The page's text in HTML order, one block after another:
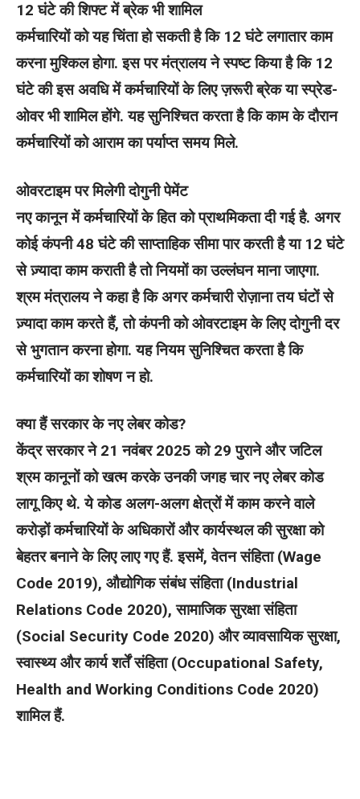
12 घंटे की शिफ्ट में ब्रेक भी शामिल
कर्मचारियों को यह चिंता हो सकती है कि 12 घंटे लगातार काम
करना मुश्किल होगा. इस पर मंत्रालय ने स्पष्ट किया है कि 12
घंटे की इस अवधि में कर्मचारियों के लिए ज़रूरी ब्रेक या स्प्रेड-
ओवर भी शामिल होंगे. यह सुनिश्चित करता है कि काम के दौरान
कर्मचारियों को आराम का पर्याप्त समय मिले.
ओवरटाइम पर मिलेगी दोगुनी पेमेंट
नए कानून में कर्मचारियों के हित को प्राथमिकता दी गई है. अगर
कोई कंपनी 48 घंटे की साप्ताहिक सीमा पार करती है या 12 घंटे
से ज़्यादा काम कराती है तो नियमों का उल्लंघन माना जाएगा.
श्रम मंत्रालय ने कहा है कि अगर कर्मचारी रोज़ाना तय घंटों से
ज़्यादा काम करते हैं, तो कंपनी को ओवरटाइम के लिए दोगुनी दर
से भुगतान करना होगा. यह नियम सुनिश्चित करता है कि
कर्मचारियों का शोषण न हो.
क्या हैं सरकार के नए लेबर कोड?
केंद्र सरकार ने 21 नवंबर 2025 को 29 पुराने और जटिल
श्रम कानूनों को खत्म करके उनकी जगह चार नए लेबर कोड
लागू किए थे. ये कोड अलग-अलग क्षेत्रों में काम करने वाले
करोड़ों कर्मचारियों के अधिकारों और कार्यस्थल की सुरक्षा को
बेहतर बनाने के लिए लाए गए हैं. इसमें, वेतन संहिता (Wage
Code 2019), औद्योगिक संबंध संहिता (Industrial
Relations Code 2020), सामाजिक सुरक्षा संहिता
(Social Security Code 2020) और व्यावसायिक सुरक्षा,
स्वास्थ्य और कार्य शर्तें संहिता (Occupational Safety,
Health and Working Conditions Code 2020)
शामिल हैं.